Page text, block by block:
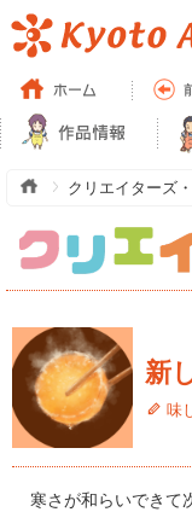
クリエイターズ
新
味
寒さが和らいできて